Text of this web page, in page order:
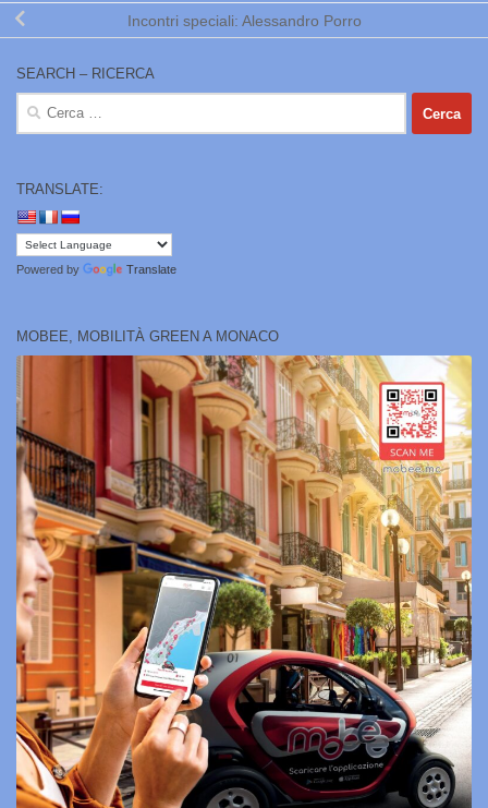
Incontri speciali: Alessandro Porro
SEARCH – RICERCA
Ricerca
per:
TRANSLATE:
Powered by Translate
MOBEE, MOBILITÀ GREEN A MONACO